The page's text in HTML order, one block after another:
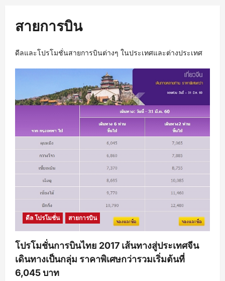
สายการบิน
ดีลและโปรโมชั่นสายการบินต่างๆ ในประเทศและต่างประเทศ
ดีล โปรโมชั่น สายการบิน
โปรโมชั่นการบินไทย 2017 เส้นทางสู่ประเทศจีน
เดินทางเป็นกลุ่ม ราคาพิเศษกว่ารวมเริ่มต้นที่
6,045 บาท